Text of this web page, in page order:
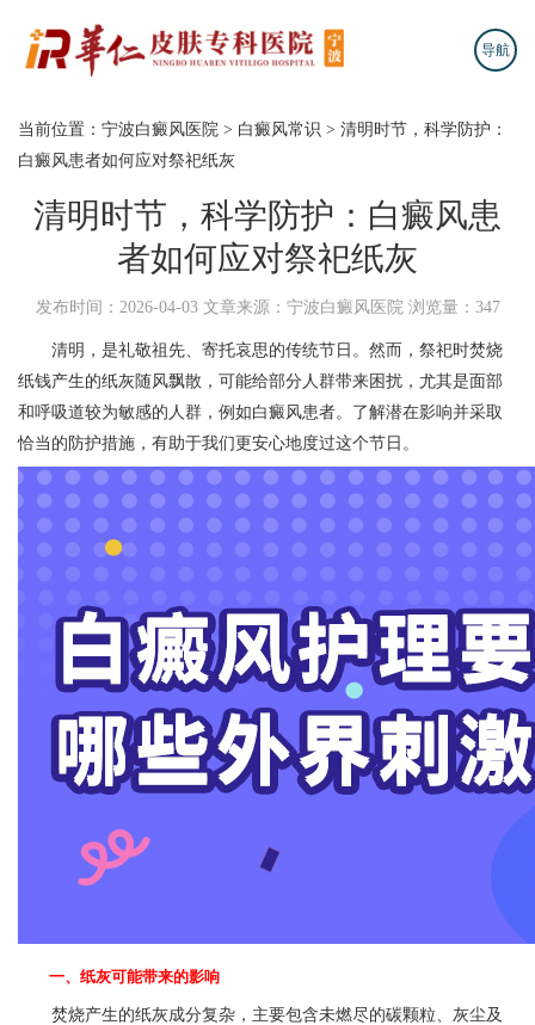
导航
当前位置： 宁波白癜风医院 > 白癜风常识 > 清明时节，科学防护：
白癜风患者如何应对祭祀纸灰
清明时节，科学防护：白癜风患
者如何应对祭祀纸灰
发布时间：2026-04-03 文章来源：宁波白癜风医院 浏览量：347
清明，是礼敬祖先、寄托哀思的传统节日。然而，祭祀时焚烧
纸钱产生的纸灰随风飘散，可能给部分人群带来困扰，尤其是面部
和呼吸道较为敏感的人群，例如白癜风患者。了解潜在影响并采取
恰当的防护措施，有助于我们更安心地度过这个节日。
一、纸灰可能带来的影响
焚烧产生的纸灰成分复杂，主要包含未燃尽的碳颗粒、灰尘及